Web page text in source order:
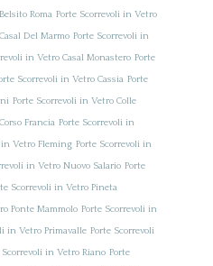
Roma Porte Scorrevoli in Vetro
Del Marmo Porte Scorrevoli in
in Vetro Casal Monastero Porte
Scorrevoli in Vetro Cassia Porte
Porte Scorrevoli in Vetro Colle
Francia Porte Scorrevoli in
in Vetro Fleming Porte Scorrevoli in
in Vetro Nuovo Salario Porte
Scorrevoli in Vetro Pineta
Ponte Mammolo Porte Scorrevoli in
in Vetro Primavalle Porte Scorrevoli
Scorrevoli in Vetro Riano Porte